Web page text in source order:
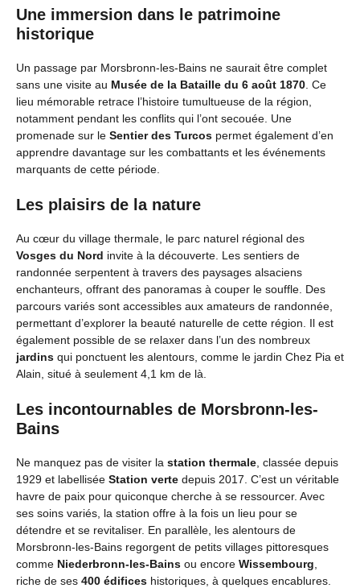
Une immersion dans le patrimoine
historique
Un passage par Morsbronn-les-Bains ne saurait être complet
sans une visite au Musée de la Bataille du 6 août 1870 . Ce
lieu mémorable retrace l’histoire tumultueuse de la région,
notamment pendant les conflits qui l’ont secouée. Une
promenade sur le Sentier des Turcos permet également d’en
apprendre davantage sur les combattants et les événements
marquants de cette période.
Les plaisirs de la nature
Au cœur du village thermale, le parc naturel régional des
Vosges du Nord invite à la découverte. Les sentiers de
randonnée serpentent à travers des paysages alsaciens
enchanteurs, offrant des panoramas à couper le souffle. Des
parcours variés sont accessibles aux amateurs de randonnée,
permettant d’explorer la beauté naturelle de cette région. Il est
également possible de se relaxer dans l’un des nombreux
jardins qui ponctuent les alentours, comme le jardin Chez Pia et
Alain, situé à seulement 4,1 km de là.
Les incontournables de Morsbronn-les-
Bains
Ne manquez pas de visiter la station thermale , classée depuis
1929 et labellisée Station verte depuis 2017. C’est un véritable
havre de paix pour quiconque cherche à se ressourcer. Avec
ses soins variés, la station offre à la fois un lieu pour se
détendre et se revitaliser. En parallèle, les alentours de
Morsbronn-les-Bains regorgent de petits villages pittoresques
comme Niederbronn-les-Bains ou encore Wissembourg
riche de ses 400 édifices historiques, à quelques encablures.